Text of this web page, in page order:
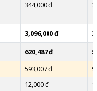
344,000 đ
3,096,000 đ
620,487 đ
593,007 đ
12,000 đ